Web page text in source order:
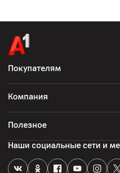
Покупателям
Компания
Полезное
Наши социальные сети и